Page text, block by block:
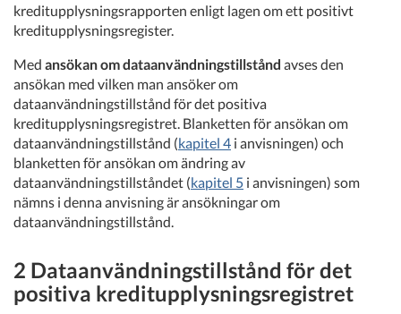
kreditupplysningsrapporten enligt lagen om ett positivt
kreditupplysningsregister.
Med ansökan om dataanvändningstillstånd avses den
ansökan med vilken man ansöker om
dataanvändningstillstånd för det positiva
kreditupplysningsregistret. Blanketten för ansökan om
dataanvändningstillstånd (kapitel 4 i anvisningen) och
blanketten för ansökan om ändring av
dataanvändningstillståndet (kapitel 5 i anvisningen) som
nämns i denna anvisning är ansökningar om
dataanvändningstillstånd.
2 Dataanvändningstillstånd för det
positiva kreditupplysningsregistret